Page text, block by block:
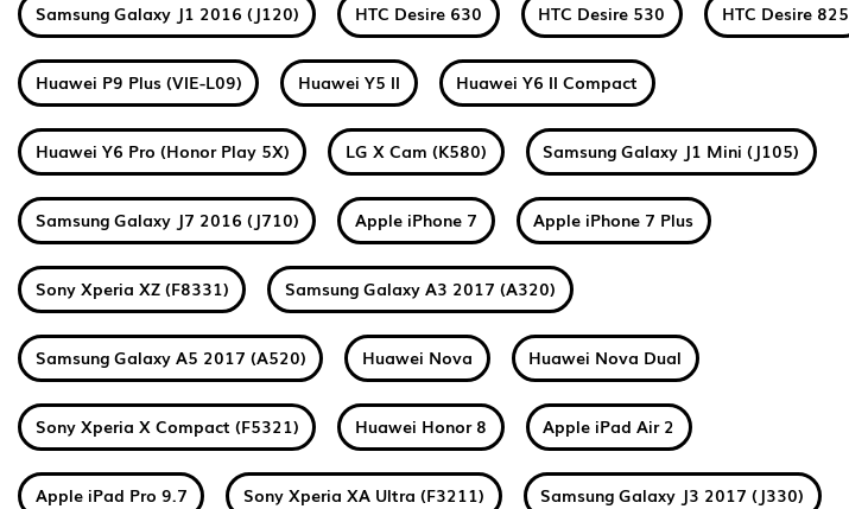
Samsung Galaxy J1 2016 (J120) HTC Desire 630 HTC Desire 530 HTC Desire 825
Huawei P9 Plus (VIE-L09) Huawei Y5 II Huawei Y6 II Compact
Huawei Y6 Pro (Honor Play 5X) LG X Cam (K580) Samsung Galaxy J1 Mini (J105)
Samsung Galaxy J7 2016 (J710) Apple iPhone 7 Apple iPhone 7 Plus
Sony Xperia XZ (F8331) Samsung Galaxy A3 2017 (A320)
Samsung Galaxy A5 2017 (A520) Huawei Nova Huawei Nova Dual
Sony Xperia X Compact (F5321) Huawei Honor 8 Apple iPad Air 2
Apple iPad Pro 9.7 Sony Xperia XA Ultra (F3211) Samsung Galaxy J3 2017 (J330)